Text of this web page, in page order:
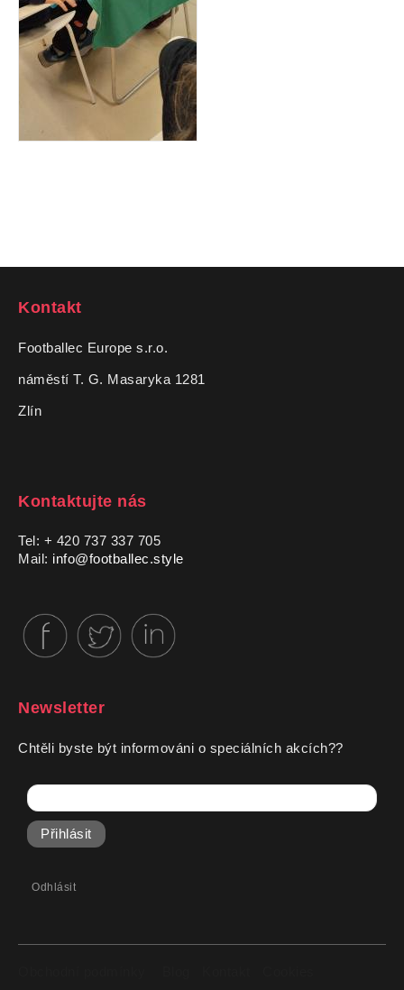
Kontakt
Footballec Europe s.r.o.
náměstí T. G. Masaryka 1281
Zlín
Kontaktujte nás
Tel: + 420 737 337 705
Mail: info@footballec.style
Newsletter
Chtěli byste být informováni o speciálních akcích??
Přihlásit
Odhlásit